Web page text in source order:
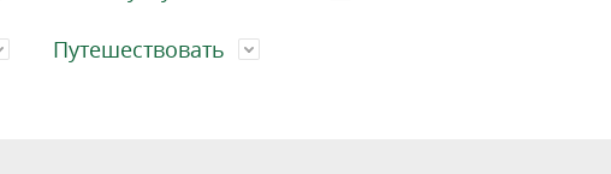
Путешествовать